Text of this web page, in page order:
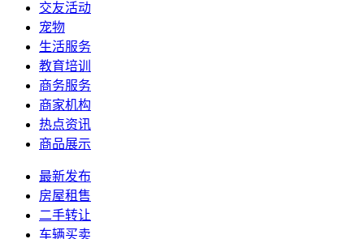
交友活动
宠物
生活服务
教育培训
商务服务
商家机构
热点资讯
商品展示
最新发布
房屋租售
二手转让
车辆买卖